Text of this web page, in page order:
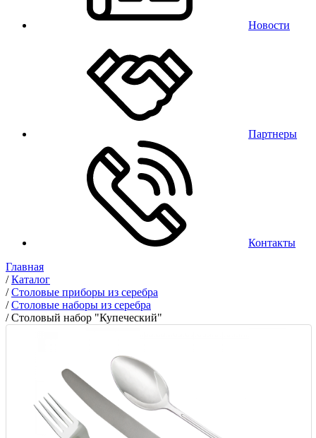
Новости
Партнеры
Контакты
Главная
/Каталог
/Столовые приборы из серебра
/Столовые наборы из серебра
/Столовый набор "Купеческий"